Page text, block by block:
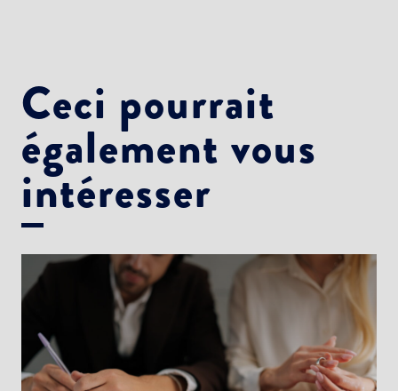
Ceci pourrait
également vous
intéresser